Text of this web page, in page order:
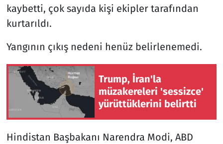
kaybetti, çok sayıda kişi ekipler tarafından
kurtarıldı.
Yangının çıkış nedeni henüz belirlenemedi.
Trump, İran'la
müzakereleri 'sessizce'
yürüttüklerini belirtti
Hindistan Başbakanı Narendra Modi, ABD